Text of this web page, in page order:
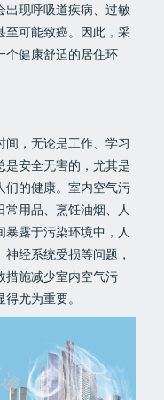
出现呼吸道疾病、过敏
至可能致癌。因此，采
个健康舒适的居住环
，无论是工作、学习
是安全无害的，尤其是
们的健康。室内空气污
用品、烹饪油烟、人
露于污染环境中，人
经系统受损等问题，
措施减少室内空气污
尤为重要。